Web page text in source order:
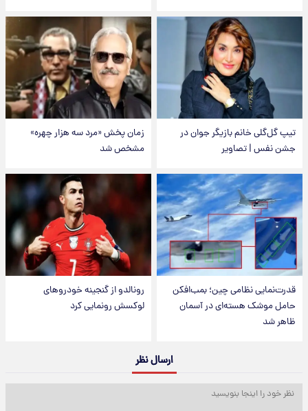
تیپ گل‌گلی خانم بازیگر جوان در
جشن نفس | تصاویر
زمان پخش «مرد سه هزار چهره»
مشخص شد
قدرت‌نمایی نظامی چین؛ بمب‌افکن
حامل موشک هسته‌ای در آسمان
ظاهر شد
رونالدو از گنجینه خودروهای
لوکسش رونمایی کرد
ارسال نظر